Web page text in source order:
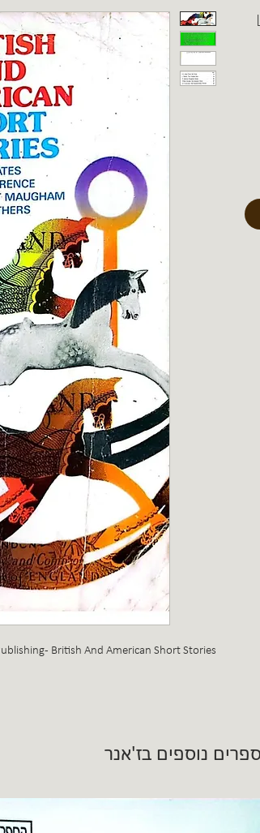
- British And American Short Stories
ספרים נוספים בז'אנר